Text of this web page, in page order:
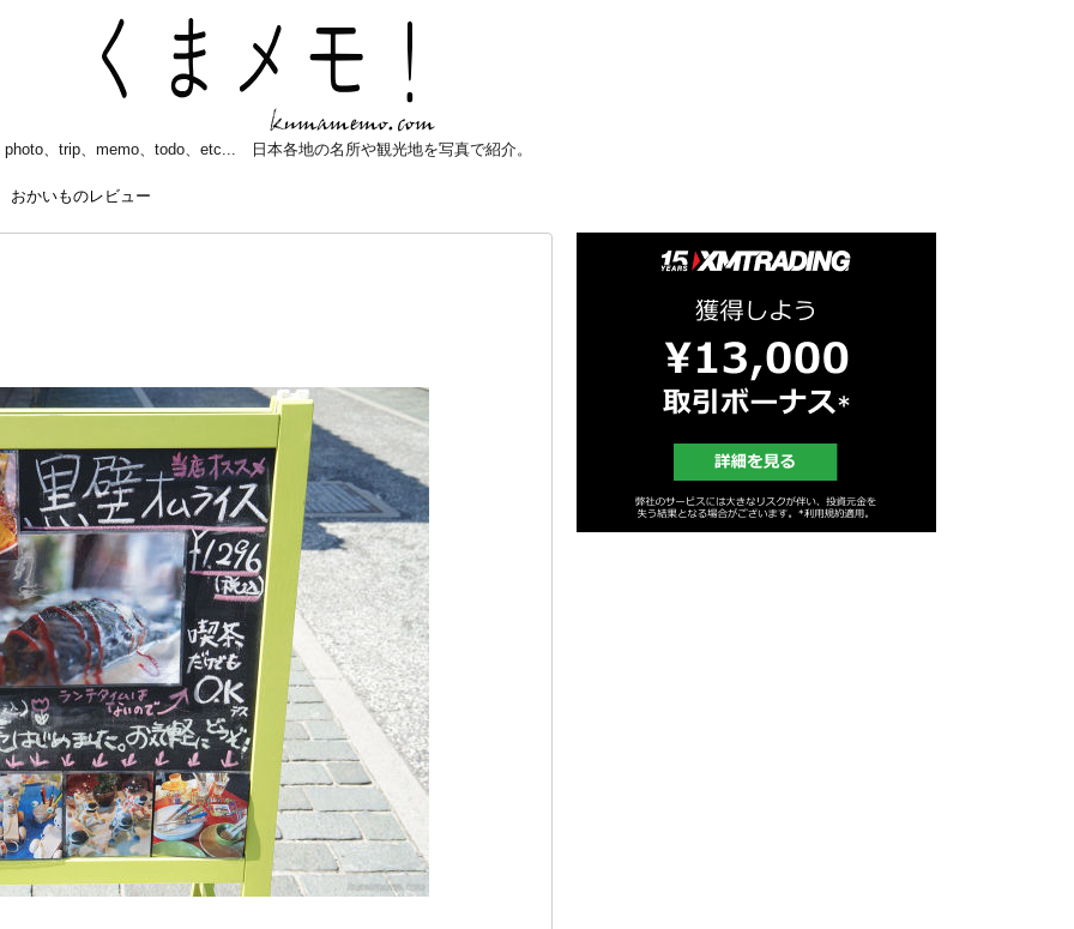
photo、trip、memo、todo、etc... 日本各地の名所や観光地を写真で紹介。
おかいものレビュー